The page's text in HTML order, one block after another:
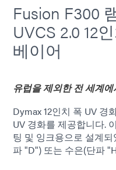
Fusion F300
UVCS 2.0 12
베이어
유럽을 제외한 전 세계
Dymax 12인치 폭 UV 경
UV 경화를 제공합니다.
팅 및 잉크용으로 설계
파 "D") 또는 수은(단파